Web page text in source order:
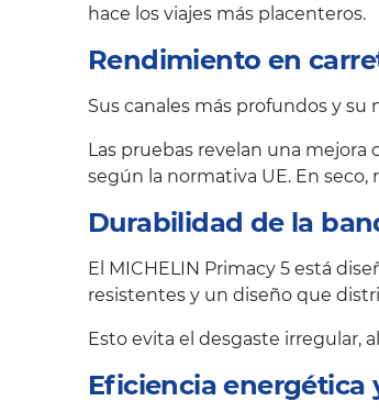
hace los viajes más placenteros.
Rendimiento en
Sus canales más profundos y
Las pruebas revelan una mejora
según la normativa UE. En
Durabilidad de la
El MICHELIN Primacy 5 está
resistentes y un diseño que
Esto evita el desgaste irregular,
Eficiencia